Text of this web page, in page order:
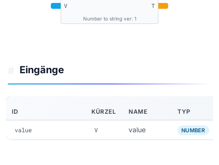
V T
Number to string ver: 1
Eingänge
ID KÜRZEL NAME TYP
value V value NUMBER